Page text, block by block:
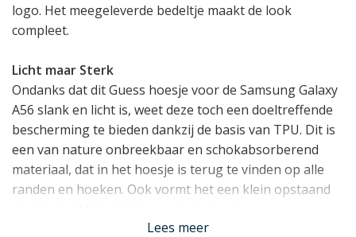
logo. Het meegeleverde bedeltje maakt de look
compleet.
Licht maar Sterk
Ondanks dat dit Guess hoesje voor de Samsung Galaxy
A56 slank en licht is, weet deze toch een doeltreffende
bescherming te bieden dankzij de basis van TPU. Dit is
een van nature onbreekbaar en schokabsorberend
materiaal, dat in het hoesje is terug te vinden op alle
randen en hoeken. Ook vormt het een klein opstaand
Lees meer